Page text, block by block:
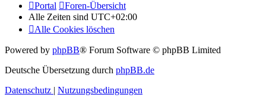
Portal
Foren-Übersicht
Alle Zeiten sind UTC+02:00
Alle Cookies löschen
Powered by phpBB® Forum Software © phpBB Limited
Deutsche Übersetzung durch phpBB.de
Datenschutz | Nutzungsbedingungen